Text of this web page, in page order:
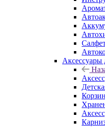
Аксессуары